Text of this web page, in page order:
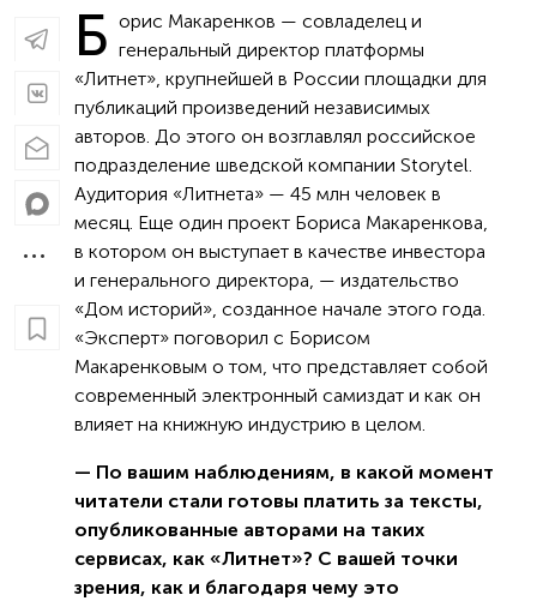
Б орис Макаренков — совладелец и
генеральный директор платформы
«Литнет», крупнейшей в России площадки для
публикаций произведений независимых
авторов. До этого он возглавлял российское
подразделение шведской компании Storytel.
Аудитория «Литнета» — 45 млн человек в
месяц. Еще один проект Бориса Макаренкова,
в котором он выступает в качестве инвестора
и генерального директора, — издательство
«Дом историй», созданное начале этого года.
«Эксперт» поговорил с Борисом
Макаренковым о том, что представляет собой
современный электронный самиздат и как он
влияет на книжную индустрию в целом.
— По вашим наблюдениям, в какой момент
читатели стали готовы платить за тексты,
опубликованные авторами на таких
сервисах, как «Литнет»? С вашей точки
зрения, как и благодаря чему это